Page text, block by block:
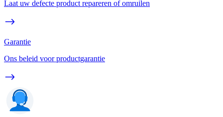
Laat uw defecte product repareren of omruilen
Garantie
Ons beleid voor productgarantie